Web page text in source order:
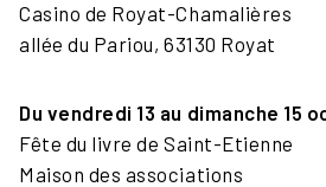
Casino de Royat-Chamalières
allée du Pariou, 63130 Royat
Du vendredi 13 au dimanche 15
Fête du livre de Saint-Etienne
Maison des associations